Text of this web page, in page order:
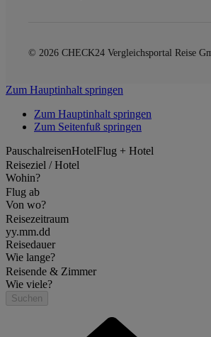
© 2026 CHECK24 Vergleichsportal Reise
Zum Hauptinhalt springen
Zum Hauptinhalt springen
Zum Seitenfuß springen
PauschalreisenHotelFlug + Hotel
Reiseziel / Hotel
Wohin?
Flug ab
Von wo?
Reisezeitraum
yy.mm.dd
Reisedauer
Wie lange?
Reisende & Zimmer
Wie viele?
Suchen